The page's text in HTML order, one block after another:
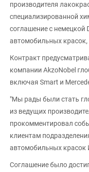
производителя
специализированной
соглашение с немецкой
автомобильных
Контракт
компании AkzoNobel
включая Smart и
"Мы рады были стать
из ведущих
прокомментировал
клиентам
автомобильных красок
Соглашение было